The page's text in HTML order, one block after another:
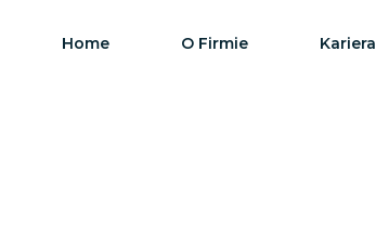
Home O Firmie Kariera